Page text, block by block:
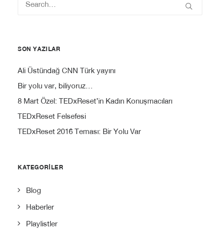
SON YAZILAR
Ali Üstündağ CNN Türk yayını
Bir yolu var, biliyoruz…
8 Mart Özel: TEDxReset’in Kadın Konuşmacıları
TEDxReset Felsefesi
TEDxReset 2016 Teması: Bir Yolu Var
KATEGORILER
Blog
Haberler
Playlistler